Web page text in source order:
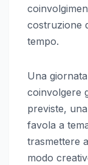
costruzione
tempo.
Una
coinvolgere
previste,
favola a
trasmettere
modo